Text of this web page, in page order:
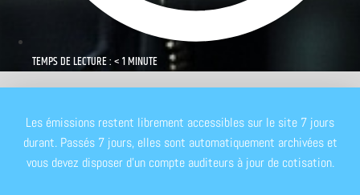
TEMPS DE LECTURE : < 1 MINUTE
Les émissions restent librement accessibles sur le site 7 jours
durant. Passés 7 jours, elles sont automatiquement archivées et
vous devez disposer d'un compte auditeurs à jour de cotisation.